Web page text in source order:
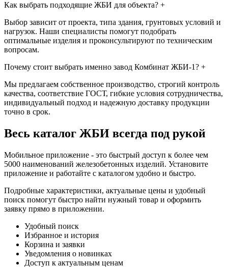
Как выбрать подходящие ЖБИ для объекта? +
Выбор зависит от проекта, типа здания, грунтовых условий и
нагрузок. Наши специалисты помогут подобрать
оптимальные изделия и проконсультируют по техническим
вопросам.
Почему стоит выбрать именно завод Комбинат ЖБИ-1? +
Мы предлагаем собственное производство, строгий контроль
качества, соответствие ГОСТ, гибкие условия сотрудничества,
индивидуальный подход и надежную доставку продукции
точно в срок.
Весь каталог ЖБИ всегда под рукой
Мобильное приложение - это быстрый доступ к более чем
5000 наименований железобетонных изделий. Установите
приложение и работайте с каталогом удобно и быстро.
Подробные характеристики, актуальные цены и удобный
поиск помогут быстро найти нужный товар и оформить
заявку прямо в приложении.
Удобный поиск
Избранное и история
Корзина и заявки
Уведомления о новинках
Доступ к актуальным ценам